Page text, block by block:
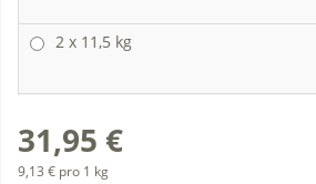
2 x 11,5 kg
31,95 €
9,13 € pro 1 kg